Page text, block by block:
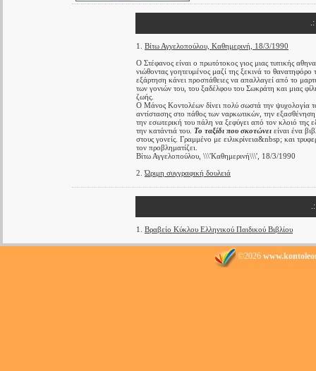
1. Βίτω Αγγελοπούλου, Καθημερινή, 18/3/1990
Ο Στέφανος είναι ο πρωτότοκος γιος μιας τυπικής
νιώθοντας γοητευμένος μαζί της ξεκινά το
εξάρτηση κάνει προσπάθειες να απαλλαγεί από το
των γονιών του, του ξαδέλφου του Σωκράτη και μιας
ζωής.
Ο Μάνος Κοντολέων δίνει πολύ σωστά την ψυχολογία
αντίστασης στο πάθος των ναρκωτικών, την
την εσωτερική του πάλη να ξεφύγει από τον κλοιό της
την κατάντιά του. Το ταξίδι που σκοτώνει είναι ένα
στους γονείς. Γραμμένο με ειλικρίνεια&nbsp; και
τον προβληματίζει.
Βίτω Αγγελοπούλου, \\\'Καθημερινή\\\', 18/3/1990
2.Ώριμη συγγραφική δουλειά
1. Βραβείο Κύκλου Ελληνικού Παιδικού Βιβλίου
©2026